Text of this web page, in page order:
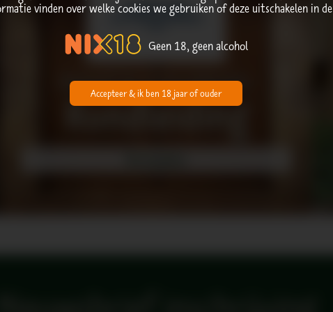
Beleef de Schrobbelèr
Rondleiding
vinden over welke cookies we gebruiken of deze uitschakelen in de
Geen 18, geen alcohol
Accepteer & ik ben 18 jaar of ouder